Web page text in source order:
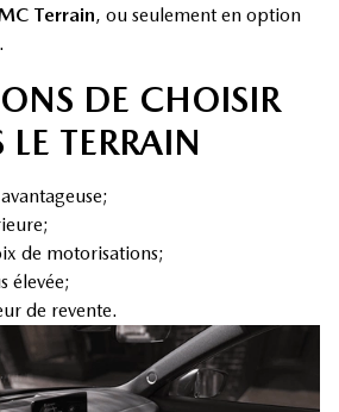
Terrain, ou seulement en option
DE CHOISIR
TERRAIN
de motorisations;
élevée;
de revente.